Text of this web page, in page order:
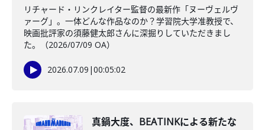
リチャード・リンクレイター監督の最新作「ヌーヴェルヴ
ァーグ」。一体どんな作品なのか？学習院大学准教授で、
映画批評家の須藤健太郎さんに深掘りしていただきまし
た。（2026/07/09 OA）
2026.07.09 |00:05:02
真鍋大度、BEATINKによる新たな